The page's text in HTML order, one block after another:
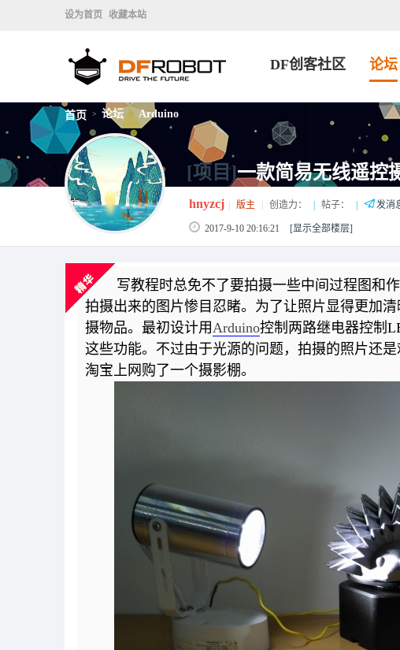
设为首页 收藏本站
DF创客社区 论坛
首页 > 论坛 > Arduino
[项目]一款简易无线遥控
hnyzcj 版主 创造力： 帖子： 发消
2017-9-10 20:16:21 [显示全部楼层]
写教程时总免不了要拍摄一些中间过程图和作
拍摄出来的图片惨目忍睹。为了让照片显得更加
摄物品。最初设计用Arduino控制两路继电器控制
这些功能。不过由于光源的问题，拍摄的照片还
淘宝上网购了一个摄影棚。